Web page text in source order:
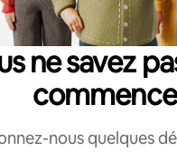
ne savez
nous quelques